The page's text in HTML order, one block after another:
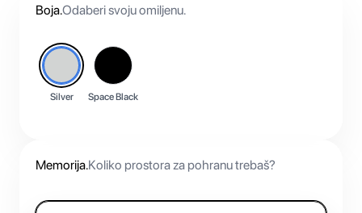
Mac.Boja.Odaberi svoju omiljenu.
Silver Space Black
Memorija.Koliko prostora za pohranu trebaš?